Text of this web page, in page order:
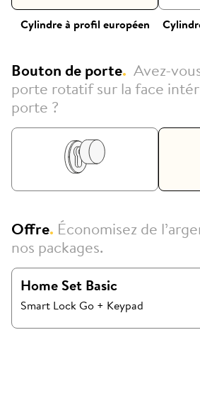
Cylindre à profil européen
Bouton de porte. Avez-
porte rotatif sur la face
porte ?
Offre. Économisez de
nos packages.
Home Set Basic
Smart Lock Go + Keypad